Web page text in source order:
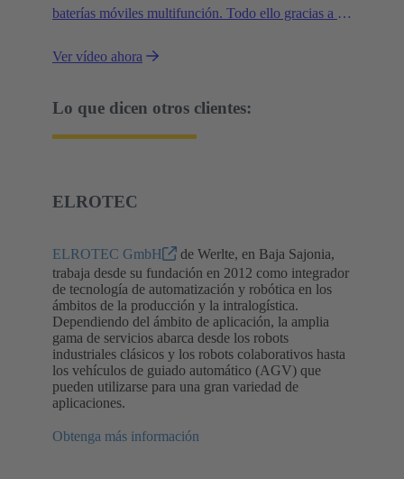
baterías móviles multifunción. Todo ello gracias a la
Ver vídeo ahora
Lo que dicen otros clientes:
ELROTEC
ELROTEC GmbH
de Werlte, en Baja Sajonia,
trabaja desde su fundación en 2012 como integrador
de tecnología de automatización y robótica en los
ámbitos de la producción y la intralogística.
Dependiendo del ámbito de aplicación, la amplia
gama de servicios abarca desde los robots
industriales clásicos y los robots colaborativos hasta
los vehículos de guiado automático (AGV) que
pueden utilizarse para una gran variedad de
aplicaciones.
Obtenga más información